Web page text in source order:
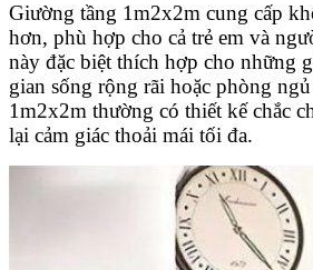
Giường tầng 1m2x2m cung cấp
hơn, phù hợp cho cả trẻ em và
này đặc biệt thích hợp cho những
gian sống rộng rãi hoặc phòng
1m2x2m thường có thiết kế chắc
lại cảm giác thoải mái tối đa.